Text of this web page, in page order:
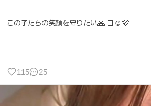
この子たちの笑顔を守りたい🙏🏻☺️💜
115 25